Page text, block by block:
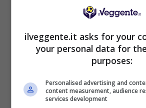
Mostra Informazioni
Fino a 2050€ sport e
Per i nuovi registrati: 100% fino a
Scommesse + 50% del primo
ilveggente.it asks for your
your personal data for
purposes:
Personalised advertising and
content measurement, audience
services development